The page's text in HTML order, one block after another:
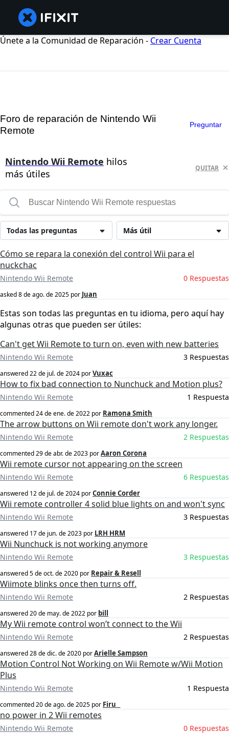
Únete a la Comunidad de Reparación - Crear Cuenta
Foro de reparación de Nintendo Wii
Remote
Preguntar
Nintendo Wii Remote hilos
más útiles
QUITAR
Más útil
Todas las preguntas
Cómo se repara la conexión del control Wii para el
nuckchac
Nintendo Wii Remote 0 Respuestas
asked8 de ago. de 2025 por Juan
Estas son todas las preguntas en tu idioma, pero aquí hay
algunas otras que pueden ser útiles:
Can't get Wii Remote to turn on, even with new batteries
Nintendo Wii Remote 3 Respuestas
answered22 de jul. de 2024 porVuxac
How to fix bad connection to Nunchuck and Motion plus?
Nintendo Wii Remote 1 Respuesta
commented24 de ene. de 2022 por Ramona Smith
The arrow buttons on Wii remote don't work any longer.
Nintendo Wii Remote 2 Respuestas
commented29 de abr. de 2023 porAaron Corona
Wii remote cursor not appearing on the screen
Nintendo Wii Remote 6 Respuestas
answered 12 de jul. de 2024 porConnie Corder
Wii remote controller 4 solid blue lights on and won't sync
Nintendo Wii Remote 3 Respuestas
answered 17 de jun. de 2023 por LRH HRM
Wii Nunchuck is not working anymore
Nintendo Wii Remote 3 Respuestas
answered5 de oct. de 2020 por Repair & Resell
Wiimote blinks once then turns off.
Nintendo Wii Remote 2 Respuestas
answered20 de may. de 2022 por bill
My Wii remote control won’t connect to the Wii
Nintendo Wii Remote 2 Respuestas
answered28 de dic. de 2020 porArielle Sampson
Motion Control Not Working on Wii Remote w/Wii Motion
Plus
Nintendo Wii Remote 1 Respuesta
commented20 de ago. de 2025 por Firu _
no power in 2 Wii remotes
Nintendo Wii Remote 0 Respuestas